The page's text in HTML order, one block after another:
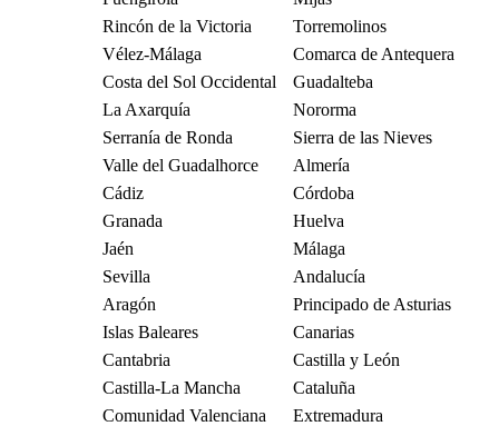
Rincón de la Victoria
Torremolinos
Vélez-Málaga
Comarca de Antequera
Costa del Sol Occidental
Guadalteba
La Axarquía
Nororma
Serranía de Ronda
Sierra de las Nieves
Valle del Guadalhorce
Almería
Cádiz
Córdoba
Granada
Huelva
Jaén
Málaga
Sevilla
Andalucía
Aragón
Principado de Asturias
Islas Baleares
Canarias
Cantabria
Castilla y León
Castilla-La Mancha
Cataluña
Comunidad Valenciana
Extremadura